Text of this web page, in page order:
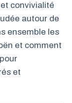
convivialité
autour de
ensemble les
et comment
et